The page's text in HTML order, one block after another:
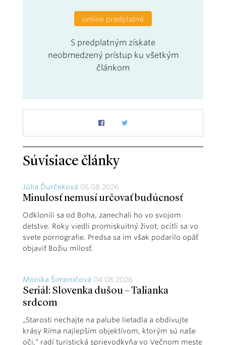
online predplatné
S predplatným získate
neobmedzený prístup ku všetkým
článkom
Súvisiace články
Júlia Ďurčeková 05.08.2026
Minulosť nemusí určovať budúcnosť
Odklonili sa od Boha, zanechali ho vo svojom
detstve. Roky viedli promiskuitný život, ocitli sa vo
svete pornografie. Predsa sa im však podarilo opäť
objaviť Božiu milosť.
Monika Šimoničová 04.08.2026
Seriál: Slovenka dušou – Talianka
srdcom
„Starosti nechajte na palube lietadla a obdivujte
krásy Ríma najlepším objektívom, ktorým sú naše
oči,“ radí turistická sprievodkyňa vo Večnom meste